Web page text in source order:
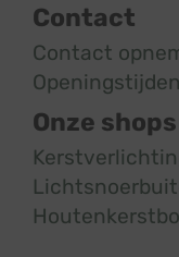
Contact
Contact
Openingstijden
Onze shops